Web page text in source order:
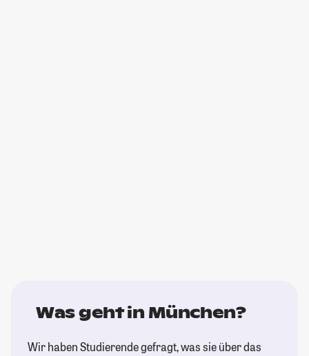
Was geht in München?
Wir haben Studierende gefragt, was sie über das